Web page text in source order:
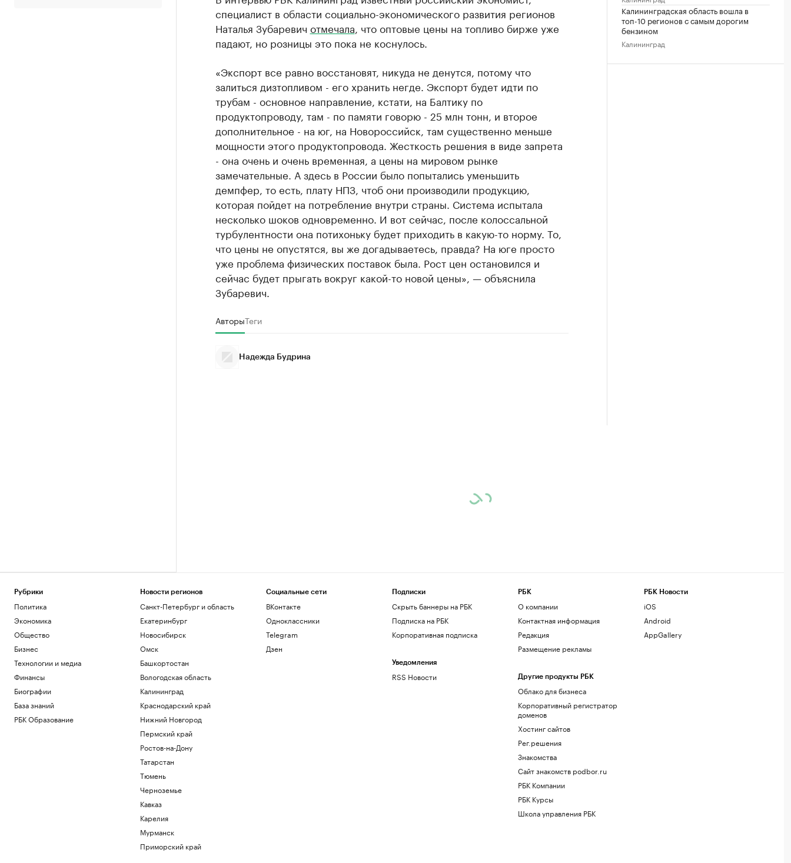
специалист в области социально-экономического развития регионов
Наталья Зубаревич отмечала , что оптовые цены на топливо бирже уже
падают, но розницы это пока не коснулось.
«Экспорт все равно восстановят, никуда не денутся, потому что
залиться дизтопливом - его хранить негде. Экспорт будет идти по
трубам - основное направление, кстати, на Балтику по
продуктопроводу, там - по памяти говорю - 25 млн тонн, и второе
дополнительное - на юг, на Новороссийск, там существенно меньше
мощности этого продуктопровода. Жесткость решения в виде запрета
- она очень и очень временная, а цены на мировом рынке
замечательные. А здесь в России было попытались уменьшить
демпфер, то есть, плату НПЗ, чтоб они производили продукцию,
которая пойдет на потребление внутри страны. Система испытала
несколько шоков одновременно. И вот сейчас, после колоссальной
турбулентности она потихоньку будет приходить в какую-то норму. То,
что цены не опустятся, вы же догадываетесь, правда? На юге просто
уже проблема физических поставок была. Рост цен остановился и
сейчас будет прыгать вокруг какой-то новой цены», — объяснила
Зубаревич.
АвторыТеги
Надежда Будрина
Калининградская область вошла в
топ-10 регионов с самым дорогим
бензином
Калининград
Рубрики
Политика
Экономика
Общество
Бизнес
Технологии и медиа
Финансы
Биографии
База знаний
РБК Образование
Новости регионов
Санкт-Петербург и область
Екатеринбург
Новосибирск
Омск
Башкортостан
Вологодская область
Калининград
Краснодарский край
Нижний Новгород
Пермский край
Ростов-на-Дону
Татарстан
Тюмень
Черноземье
Кавказ
Карелия
Мурманск
Приморский край
Социальные сети
ВКонтакте
Одноклассники
Telegram
Дзен
Подписки
Скрыть баннеры на РБК
Подписка на РБК
Корпоративная подписка
Уведомления
RSS Новости
РБК
О компании
Контактная информация
Редакция
Размещение рекламы
Другие продукты РБК
Облако для бизнеса
Корпоративный регистратор
доменов
Хостинг сайтов
Рег.решения
Знакомства
Сайт знакомств podbor.ru
РБК Компании
РБК Курсы
Школа управления РБК
РБК Новости
iOS
Android
AppGallery